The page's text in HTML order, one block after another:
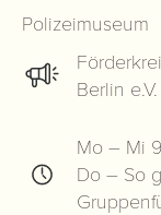
Polizeimuseum
Berlin e.V.
Mo – Mi
Do – So